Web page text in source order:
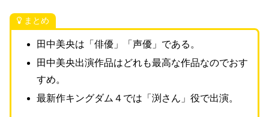
まとめ
田中美央は「俳優」「声優」である。
田中美央出演作品はどれも最高な作品なのでおす
すめ。
最新作キングダム４では「渕さん」役で出演。